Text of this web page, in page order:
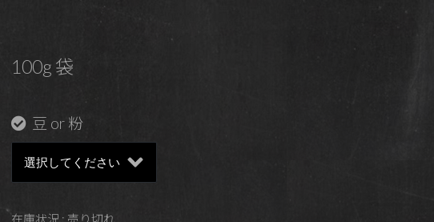
100g 袋
豆 or 粉